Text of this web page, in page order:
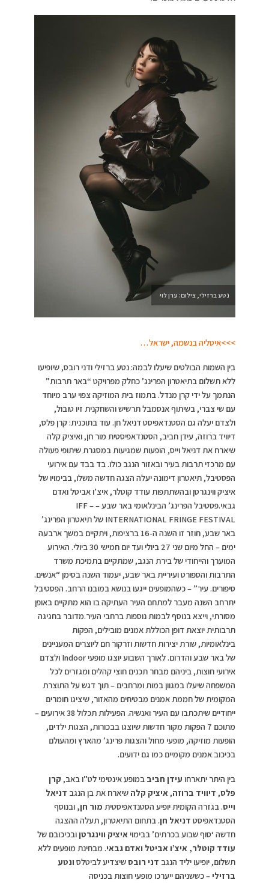
נטע ברזילי, צילום: ערן לוי
>>>איטליה בנשמה, ישראל…
בין השמות הבולטים שיעלו לבמה: נטע ברזילי ודני רובס, שיופיעו
ללא תשלום בתיאטרון הפרינג’ כחלק מפרויקט “באר תרבות”
הנתמך על ידי קרן מנדל. בתמוז בית המוזיקה צפוי ערב מיוחד
עם שי צברי, בשיתוף אנסמבל תרשיש והשחקנית זיו טובול,
ולצדם יעלה גם הסטנדאפיסט דניאל חן. עוד בתוכנית: קרן פלס,
דיוויד ברוזה, עידן חביב, הסטנדאפיסטית מור חן, ואיציק קלה
שיארח את דניאל וייס, הופעות שמגיעות במסגרת שיתופי פעולה
עם מרכזי תרבות בעיר ובאזור הנגב כולו. בד בבד עם אירועי
הפסטיבל, תיאטרון דימונה יעלה הצגה חדשה משלו, בבימויו של
איציק ווינגרטן ובהשתתפות עודד קוטלר, איצ’ו אביטל ואדם
גבאי.פסטיבל הפרינג’ הבינלאומי באר שבע – IFF –
INTERNATIONAL FRINGE FESTIVAL של תיאטרון הפרינג’
באר שבע, חוזר זו השנה ה-16 ברציפות, ויתקיים במשך ארבעה
ימים – החל מיום שני 27 ביולי ועד יום חמישי 30 ביולי. האירוע
המוערך והייחודי של בירת הנגב, שמתקיים בתמיכת משרד
התרבות והספורט ועיריית באר שבע, יעמוד השנה בסימן “אנשים.
סיפורים. עיר” – כשהמופעים ייגעו בנושא במובנו הרחב. הפסטיבל
יתרחב השנה מעבר למתחם העיר העתיקה בו הוא מתקיים באופן
מסורתי, וייצא בנוסף לבמות נוספות ברחבי העיר.מדובר בחגיגה
תרבותית יוצאת דופן הכוללת אמנים מובילים, הפקות
בינלאומיות, שורת יצירות חדשות וזרקור חם ליוצרים המעניינים
של באר שבע והדרום. לאורך השבוע יוצגו מופעי Indoor ולצדם
אירועי חוצות, ביניהם מבחר תכנים חוצי קהלים ומגזרים לכל
המשפחה שיעלו במגוון במות ומרחבים – תוך דגש על התוצרת
המקומית של חממת אמנים מבטיחים מהאזור, שיציגו חומרים
ייחודיים שיתכתבו עם העיר ואנשיה. הפעילות תכלול 38 אירועים –
מתוכם 7 הפקות מקור חדשות שיוצגו בבכורות, הצגות ילדים,
הופעות מוזיקה, מופעי מחול והצגות פרינג’ מהארץ ומהעולם
בכיכוב אמנים מקומיים כמו גם ידועים.
בין היתר יתארחו עידן חביבבמופע אינטימי לט”ו באב, קרן
פלס, דיוויד ברוזה,איציק קלה שיארח את בן הנגב דניאל
וייס. בגזרה הקומית יופיע הסטנדאפיסטית מור חן,ובנוסף
הסטנדאפיסט דניאל חן. בתחום התיאטרון, תעלה ההצגה
חדשה ‘סוף שבוע בכרתים’ בבימויאיציק ווינגרטן ובכיכובם של
עודד קוטלר, איצ’ו אביטל ואדם גבאי. מבחינת מופעים ללא
תשלום, יופיעו יליד הנגב דני רובסשיצדיע לביטלס ונטע
ברזילי – כששניהם ייערכו מופעי חוצות בכניסה